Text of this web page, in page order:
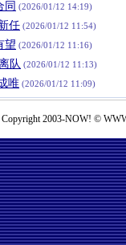
同 (2026/01/12 14:19)
任 (2026/01/12 11:54)
望 (2026/01/12 11:16)
队 (2026/01/12 11:13)
唯 (2026/01/12 11:09)
Copyright 2003-NOW! ©